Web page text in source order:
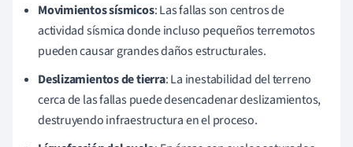
Movimientos sísmicos: Las fallas son centros de
actividad sísmica donde incluso pequeños terremotos
pueden causar grandes daños estructurales.
Deslizamientos de tierra: La inestabilidad del terreno
cerca de las fallas puede desencadenar deslizamientos,
destruyendo infraestructura en el proceso.